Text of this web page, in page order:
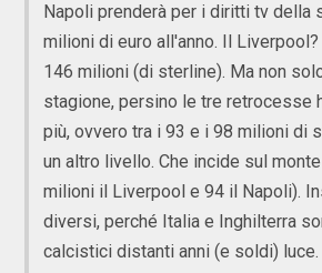
Napoli prenderà per i diritti tv della
milioni di euro all'anno. Il
146 milioni (di sterline). Ma non
stagione, persino le tre retrocesse
più, ovvero tra i 93 e i 98 milioni di
un altro livello. Che incide sul
milioni il Liverpool e 94 il Napoli).
diversi, perché Italia e Inghilterra
calcistici distanti anni (e soldi) luce.